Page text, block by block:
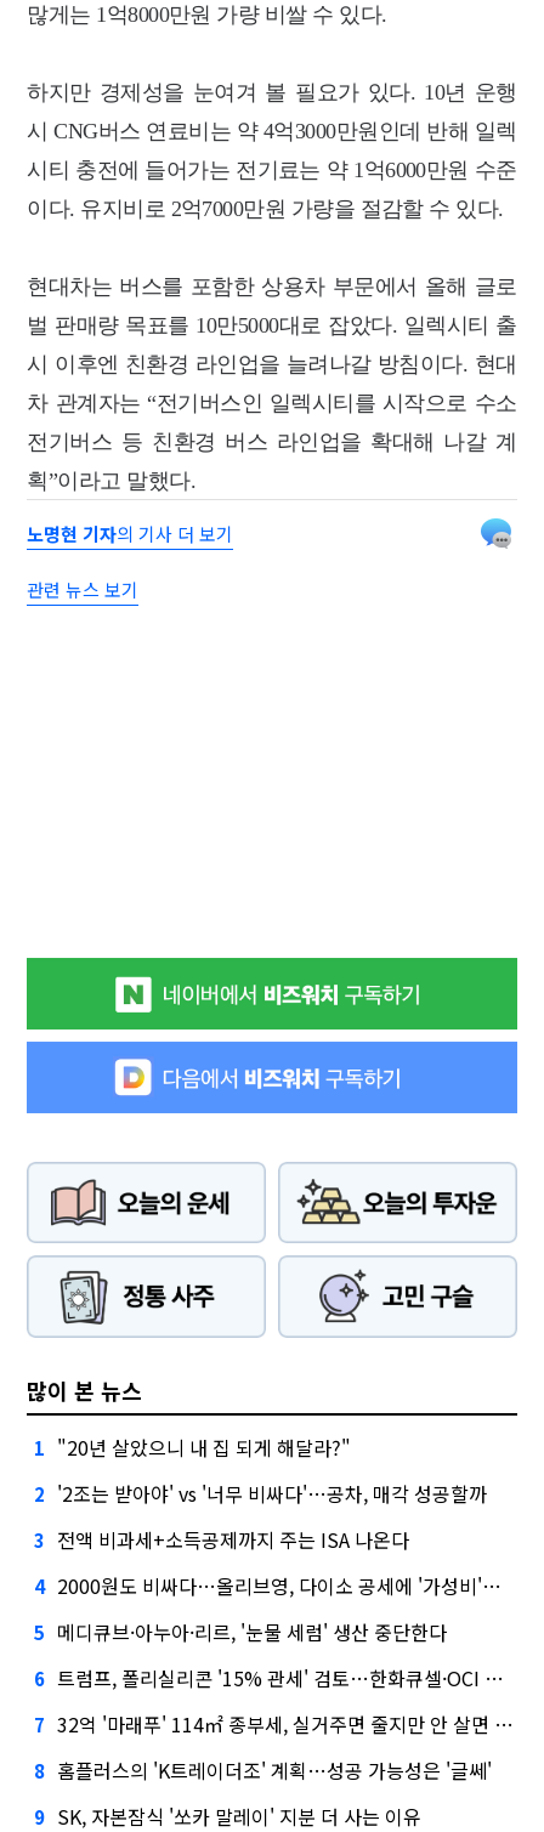
많게는 1억8000만원 가량 비쌀 수 있다.
하지만 경제성을 눈여겨 볼 필요가 있다. 10년 운행
시 CNG버스 연료비는 약 4억3000만원인데 반해 일렉
시티 충전에 들어가는 전기료는 약 1억6000만원 수준
이다. 유지비로 2억7000만원 가량을 절감할 수 있다.
현대차는 버스를 포함한 상용차 부문에서 올해 글로
벌 판매량 목표를 10만5000대로 잡았다. 일렉시티 출
시 이후엔 친환경 라인업을 늘려나갈 방침이다. 현대
차 관계자는 “전기버스인 일렉시티를 시작으로 수소
전기버스 등 친환경 버스 라인업을 확대해 나갈 계
획”이라고 말했다.
노명현 기자의 기사 더 보기
관련 뉴스 보기
많이 본 뉴스
1 "20년 살았으니 내 집 되게 해달라?"
2 '2조는 받아야' vs '너무 비싸다'…공차, 매각 성공할까
3 전액 비과세+소득공제까지 주는 ISA 나온다
4 2000원도 비싸다…올리브영, 다이소 공세에 '가성비'로 맞불
5 메디큐브·아누아·리르, '눈물 세럼' 생산 중단한다
6 트럼프, 폴리실리콘 '15% 관세' 검토…한화큐셀·OCI 영향은?
7 32억 '마래푸' 114㎡ 종부세, 실거주면 줄지만 안 살면 2.5배
8 홈플러스의 'K트레이더조' 계획…성공 가능성은 '글쎄'
9 SK, 자본잠식 '쏘카 말레이' 지분 더 사는 이유